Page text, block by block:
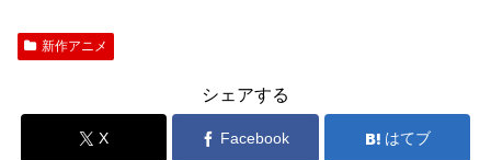
新作アニメ
シェアする
X Facebook はてブ